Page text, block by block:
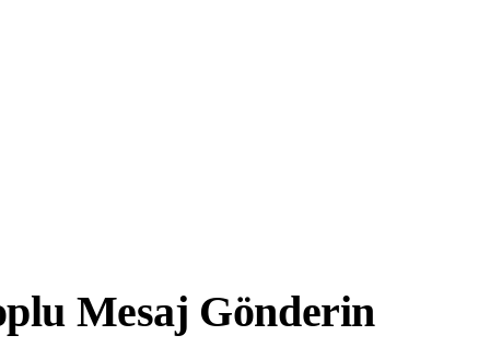
Mesaj Gönderin